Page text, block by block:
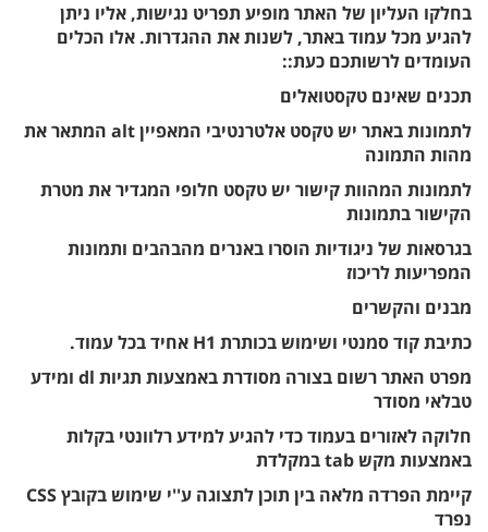
בחלקו העליון של האתר מופיע תפריט נגישות, אליו ניתן
להגיע מכל עמוד באתר, לשנות את ההגדרות. אלו הכלים
העומדים לרשותכם כעת::
תכנים שאינם טקסטואלים
לתמונות באתר יש טקסט אלטרנטיבי המאפיין alt המתאר את
מהות התמונה
לתמונות המהוות קישור יש טקסט חלופי המגדיר את מטרת
הקישור בתמונות
בגרסאות של ניגודיות הוסרו באנרים מהבהבים ותמונות
המפריעות לריכוז
מבנים והקשרים
כתיבת קוד סמנטי ושימוש בכותרת H1 אחיד בכל עמוד.
מפרט האתר רשום בצורה מסודרת באמצעות תגיות dl ומידע
טבלאי מסודר
חלוקה לאזורים בעמוד כדי להגיע למידע רלוונטי בקלות
באמצעות מקש tab במקלדת
קיימת הפרדה מלאה בין תוכן לתצוגה ע''י שימוש בקובץ CSS
נפרד